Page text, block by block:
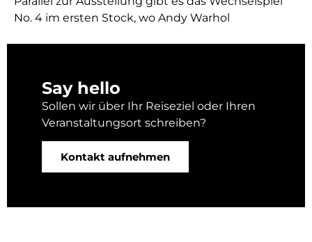
No. 4 im ersten Stock, wo Andy Warhol
Say hello
Sollen wir über Ihr Reiseziel oder Ihren
Veranstaltungsort schreiben?
Kontakt aufnehmen